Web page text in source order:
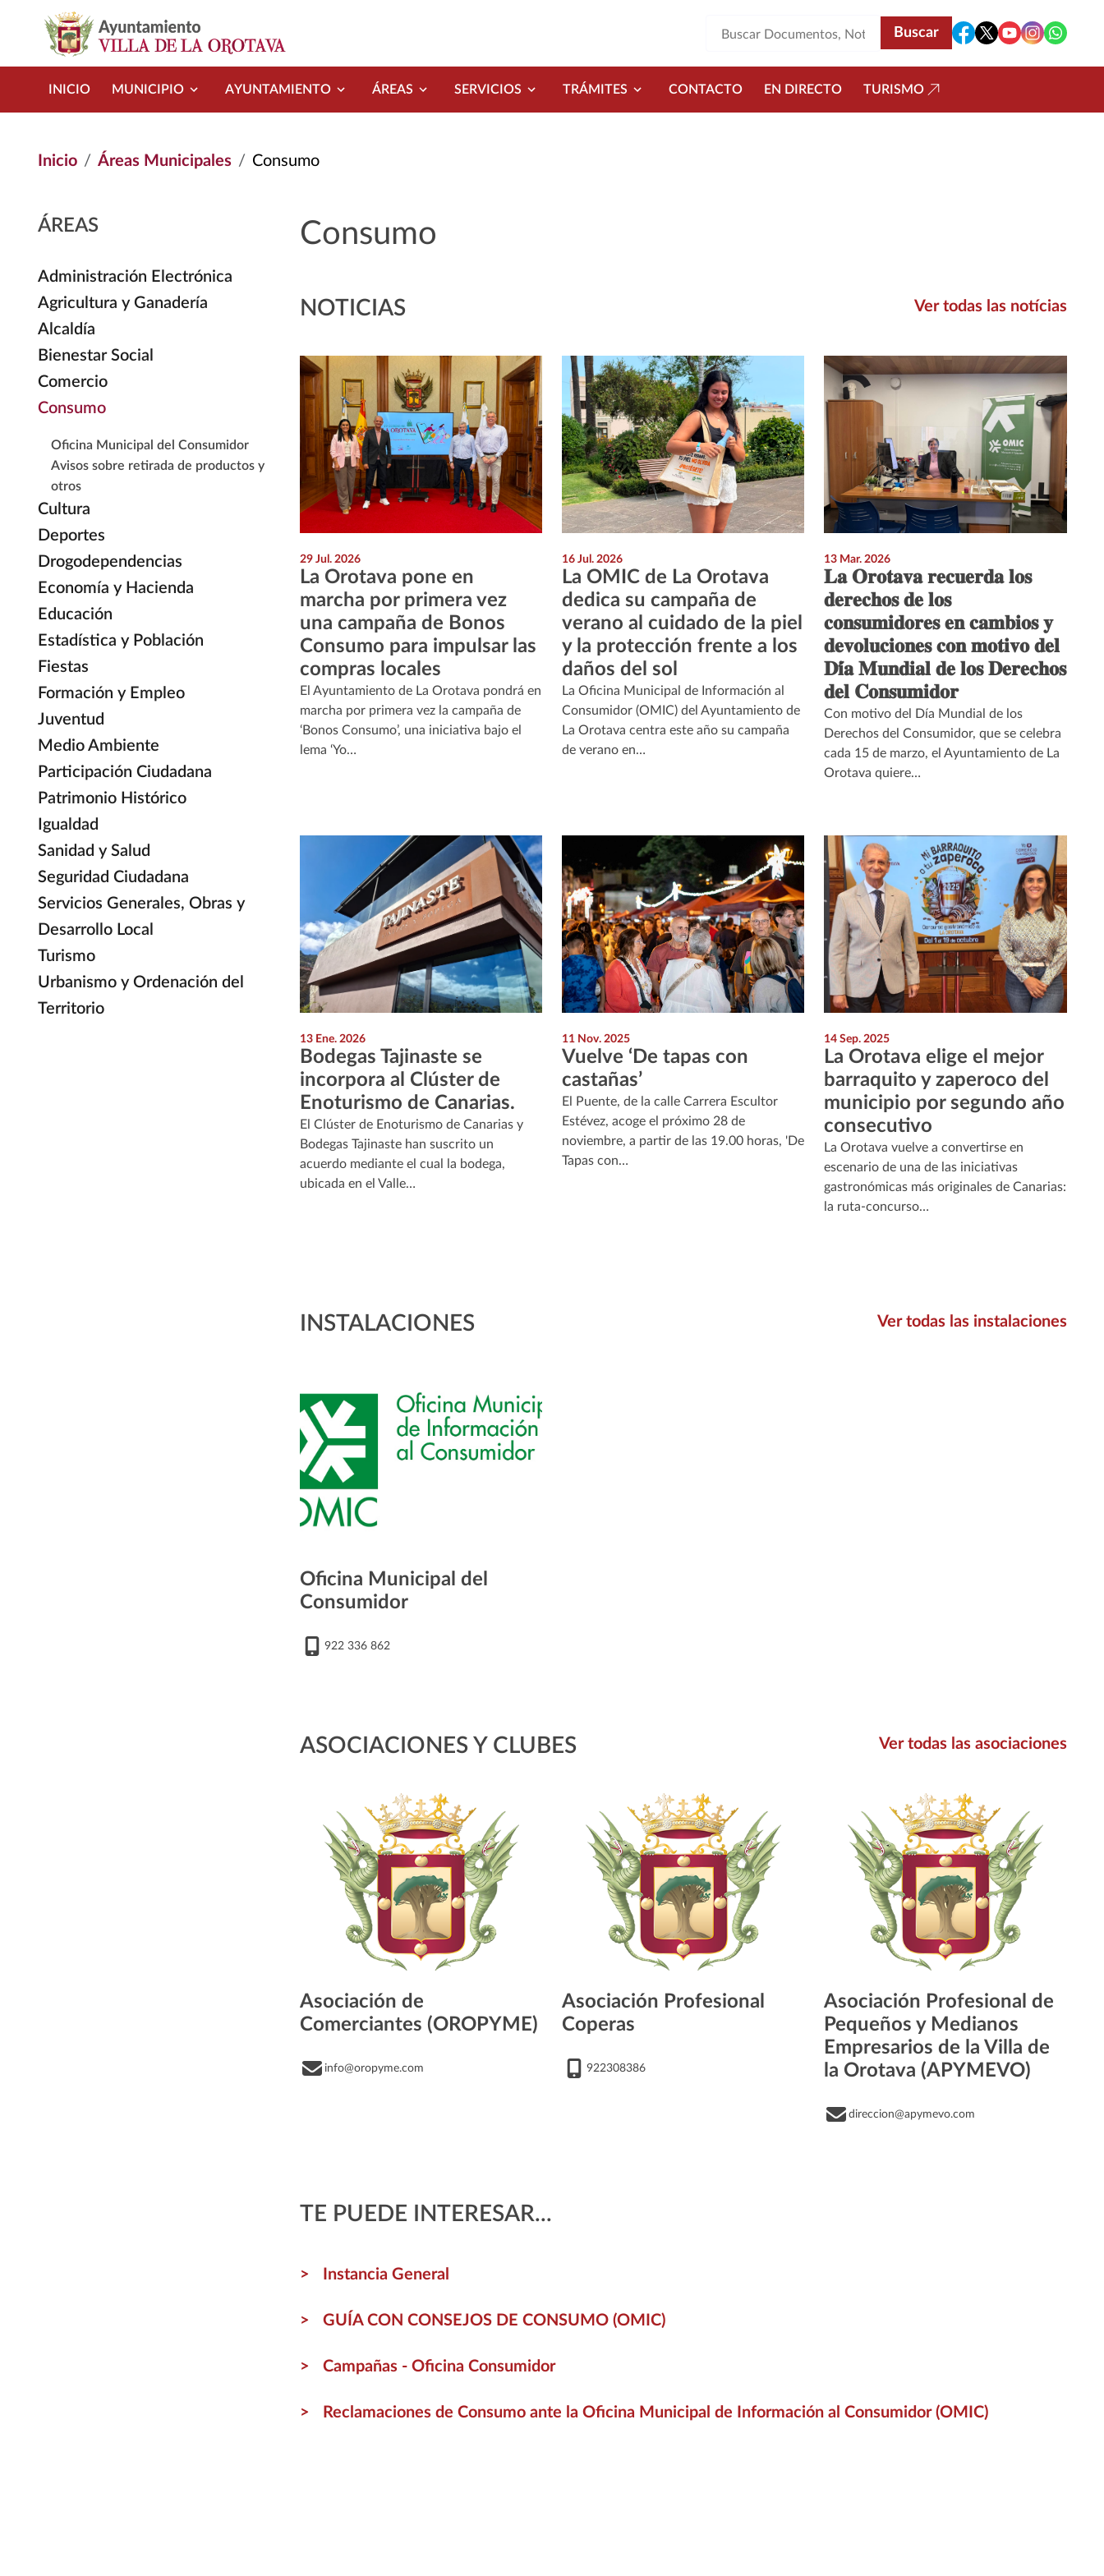
INICIO MUNICIPIO AYUNTAMIENTO ÁREAS SERVICIOS TRÁMITES CONTACTO EN DIRECTO TURISMO
Inicio Áreas Municipales Consumo
ÁREAS
Administración Electrónica
Agricultura y Ganadería
Alcaldía
Bienestar Social
Comercio
Consumo
Oficina Municipal del Consumidor
Avisos sobre retirada de productos y
otros
Cultura
Deportes
Drogodependencias
Economía y Hacienda
Educación
Estadística y Población
Fiestas
Formación y Empleo
Juventud
Medio Ambiente
Participación Ciudadana
Patrimonio Histórico
Igualdad
Sanidad y Salud
Seguridad Ciudadana
Servicios Generales, Obras y
Desarrollo Local
Turismo
Urbanismo y Ordenación del
Territorio
Consumo
NOTICIAS Ver todas las notícias
29 Jul. 2026
La Orotava pone en
marcha por primera vez
una campaña de Bonos
Consumo para impulsar las
compras locales
El Ayuntamiento de La Orotava pondrá en
marcha por primera vez la campaña de
‘Bonos Consumo’, una iniciativa bajo el
lema ‘Yo…
16 Jul. 2026
La OMIC de La Orotava
dedica su campaña de
verano al cuidado de la piel
y la protección frente a los
daños del sol
La Oficina Municipal de Información al
Consumidor (OMIC) del Ayuntamiento de
La Orotava centra este año su campaña
de verano en…
13 Mar. 2026
𝐋𝐚 𝐎𝐫𝐨𝐭𝐚𝐯𝐚 𝐫𝐞𝐜𝐮𝐞𝐫𝐝𝐚 𝐥𝐨𝐬
𝐝𝐞𝐫𝐞𝐜𝐡𝐨𝐬 𝐝𝐞 𝐥𝐨𝐬
𝐜𝐨𝐧𝐬𝐮𝐦𝐢𝐝𝐨𝐫𝐞𝐬 𝐞𝐧 𝐜𝐚𝐦𝐛𝐢𝐨𝐬 𝐲
𝐝𝐞𝐯𝐨𝐥𝐮𝐜𝐢𝐨𝐧𝐞𝐬 𝐜𝐨𝐧 𝐦𝐨𝐭𝐢𝐯𝐨 𝐝𝐞𝐥
𝐃𝐢́𝐚 𝐌𝐮𝐧𝐝𝐢𝐚𝐥 𝐝𝐞 𝐥𝐨𝐬 𝐃𝐞𝐫𝐞𝐜𝐡𝐨𝐬
𝐝𝐞𝐥 𝐂𝐨𝐧𝐬𝐮𝐦𝐢𝐝𝐨𝐫
Con motivo del Día Mundial de los
Derechos del Consumidor, que se celebra
cada 15 de marzo, el Ayuntamiento de La
Orotava quiere…
13 Ene. 2026
Bodegas Tajinaste se
incorpora al Clúster de
Enoturismo de Canarias.
El Clúster de Enoturismo de Canarias y
Bodegas Tajinaste han suscrito un
acuerdo mediante el cual la bodega,
ubicada en el Valle…
11 Nov. 2025
Vuelve ‘De tapas con
castañas’
El Puente, de la calle Carrera Escultor
Estévez, acoge el próximo 28 de
noviembre, a partir de las 19.00 horas, 'De
Tapas con…
14 Sep. 2025
La Orotava elige el mejor
barraquito y zaperoco del
municipio por segundo año
consecutivo
La Orotava vuelve a convertirse en
escenario de una de las iniciativas
gastronómicas más originales de Canarias:
la ruta-concurso…
INSTALACIONES Ver todas las instalaciones
Oficina Municipal del
Consumidor
922 336 862
ASOCIACIONES Y CLUBES Ver todas las asociaciones
Asociación de
Comerciantes (OROPYME)
info@oropyme.com
Asociación Profesional
Coperas
922308386
Asociación Profesional de
Pequeños y Medianos
Empresarios de la Villa de
la Orotava (APYMEVO)
direccion@apymevo.com
TE PUEDE INTERESAR...
Instancia General
GUÍA CON CONSEJOS DE CONSUMO (OMIC)
Campañas - Oficina Consumidor
Reclamaciones de Consumo ante la Oficina Municipal de Información al Consumidor (OMIC)